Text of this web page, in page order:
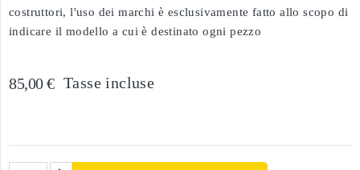
costruttori, l'uso dei marchi è esclusivamente fatto allo scopo di
indicare il modello a cui è destinato ogni pezzo
85,00 € Tasse incluse